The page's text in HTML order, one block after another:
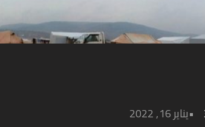
يناير 16, 2022